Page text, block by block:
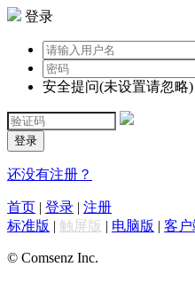
登录
安全提问(未设置请忽略)
登录
还没有注册？
首页 | 登录 | 注册
标准版 | 触屏版 | 电脑版 | 客户
© Comsenz Inc.